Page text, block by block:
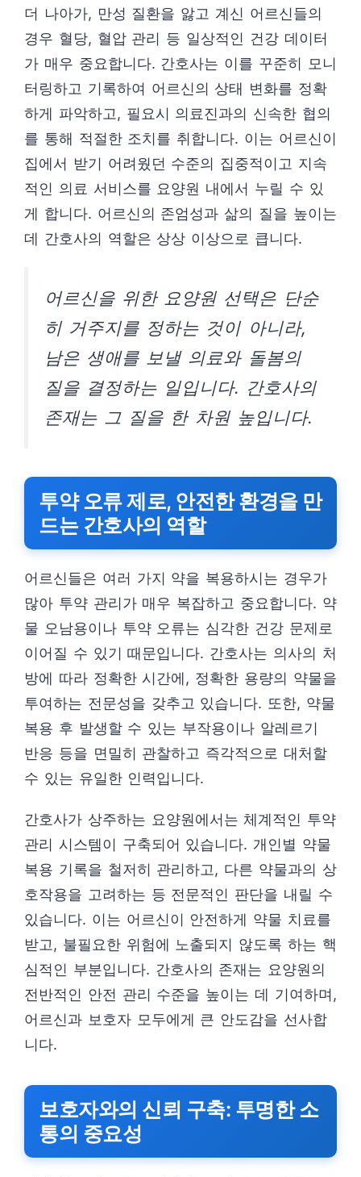
더 나아가, 만성 질환을 앓고 계신 어르신들의
경우 혈당, 혈압 관리 등 일상적인 건강 데이터
가 매우 중요합니다. 간호사는 이를 꾸준히 모니
터링하고 기록하여 어르신의 상태 변화를 정확
하게 파악하고, 필요시 의료진과의 신속한 협의
를 통해 적절한 조치를 취합니다. 이는 어르신이
집에서 받기 어려웠던 수준의 집중적이고 지속
적인 의료 서비스를 요양원 내에서 누릴 수 있
게 합니다. 어르신의 존엄성과 삶의 질을 높이는
데 간호사의 역할은 상상 이상으로 큽니다.
어르신을 위한 요양원 선택은 단순
히 거주지를 정하는 것이 아니라,
남은 생애를 보낼 의료와 돌봄의
질을 결정하는 일입니다. 간호사의
존재는 그 질을 한 차원 높입니다.
투약 오류 제로, 안전한 환경을 만
드는 간호사의 역할
어르신들은 여러 가지 약을 복용하시는 경우가
많아 투약 관리가 매우 복잡하고 중요합니다. 약
물 오남용이나 투약 오류는 심각한 건강 문제로
이어질 수 있기 때문입니다. 간호사는 의사의 처
방에 따라 정확한 시간에, 정확한 용량의 약물을
투여하는 전문성을 갖추고 있습니다. 또한, 약물
복용 후 발생할 수 있는 부작용이나 알레르기
반응 등을 면밀히 관찰하고 즉각적으로 대처할
수 있는 유일한 인력입니다.
간호사가 상주하는 요양원에서는 체계적인 투약
관리 시스템이 구축되어 있습니다. 개인별 약물
복용 기록을 철저히 관리하고, 다른 약물과의 상
호작용을 고려하는 등 전문적인 판단을 내릴 수
있습니다. 이는 어르신이 안전하게 약물 치료를
받고, 불필요한 위험에 노출되지 않도록 하는 핵
심적인 부분입니다. 간호사의 존재는 요양원의
전반적인 안전 관리 수준을 높이는 데 기여하며,
어르신과 보호자 모두에게 큰 안도감을 선사합
니다.
보호자와의 신뢰 구축: 투명한 소
통의 중요성